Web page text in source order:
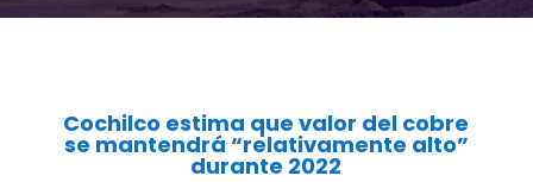
Cochilco estima que valor del cobre
se mantendrá “relativamente alto”
durante 2022